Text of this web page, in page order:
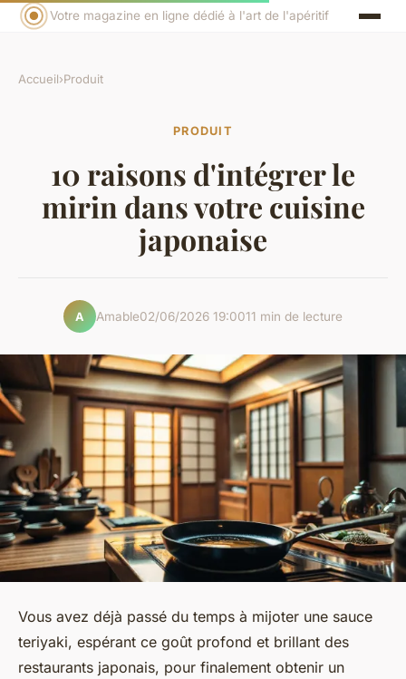
Votre magazine en ligne dédié à l'art de l'apéritif
Accueil›Produit
PRODUIT
10 raisons d'intégrer le
mirin dans votre cuisine
japonaise
A Amable02/06/2026 19:0011 min de lecture
Vous avez déjà passé du temps à mijoter une sauce
teriyaki, espérant ce goût profond et brillant des
restaurants japonais, pour finalement obtenir un